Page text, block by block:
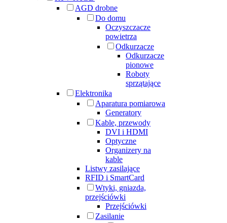
AGD drobne
Do domu
Oczyszczacze
powietrza
Odkurzacze
Odkurzacze
pionowe
Roboty
sprzątające
Elektronika
Aparatura pomiarowa
Generatory
Kable, przewody
DVI i HDMI
Optyczne
Organizery na
kable
Listwy zasilające
RFID i SmartCard
Wtyki, gniazda,
przejściówki
Przejściówki
Zasilanie